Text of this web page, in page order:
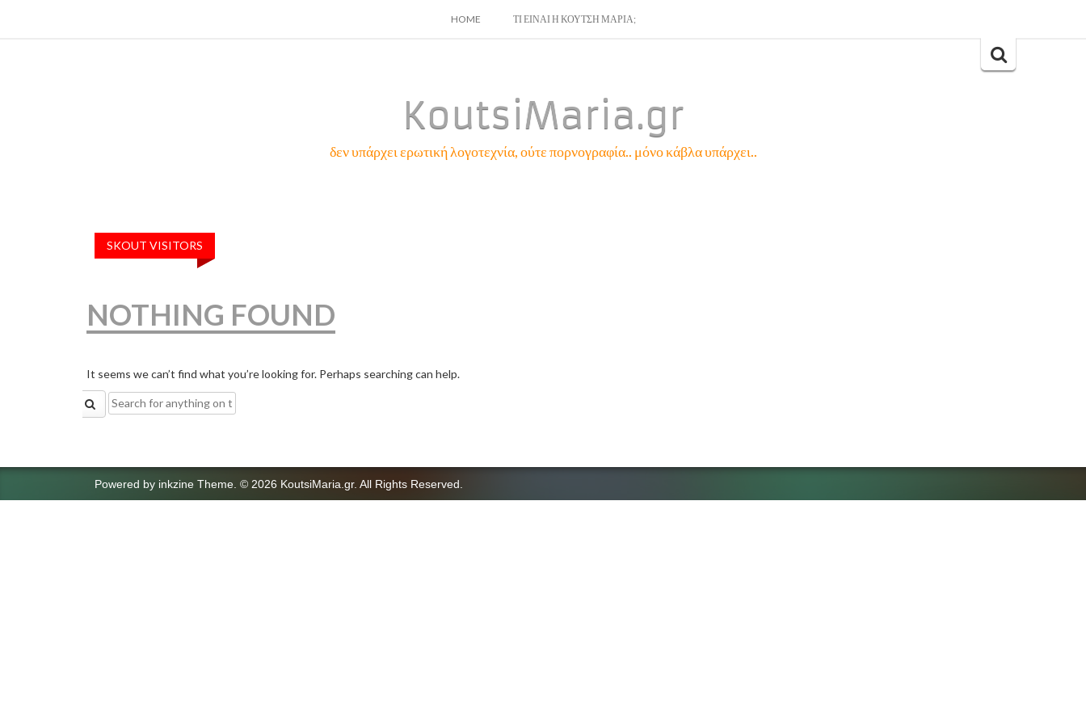
SKIP
HOME ΤΙ ΕΙΝΑΙ Η ΚΟΥΤΣΗ ΜΑΡΙΑ;
Search
KoutsiMaria.gr
δεν υπάρχει ερωτική λογοτεχνία, ούτε πορνογραφία.. μόνο κάβλα υπάρχει..
SKOUT VISITORS
NOTHING FOUND
It seems we can’t find what you’re looking for. Perhaps searching can help.
Search
for:
Powered by inkzine Theme © 2026 KoutsiMaria.gr. All Rights Reserved.